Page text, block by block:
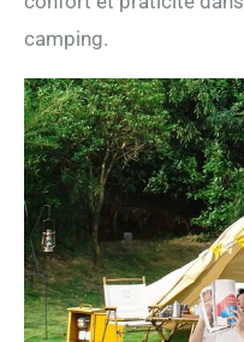
camping.